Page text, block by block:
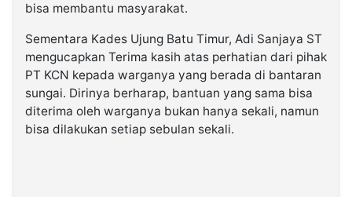
bisa membantu masyarakat.
Sementara Kades Ujung Batu Timur, Adi Sanjaya ST
mengucapkan Terima kasih atas perhatian dari pihak
PT KCN kepada warganya yang berada di bantaran
sungai. Dirinya berharap, bantuan yang sama bisa
diterima oleh warganya bukan hanya sekali, namun
bisa dilakukan setiap sebulan sekali.